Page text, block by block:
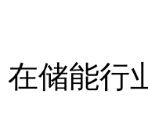
在储能行